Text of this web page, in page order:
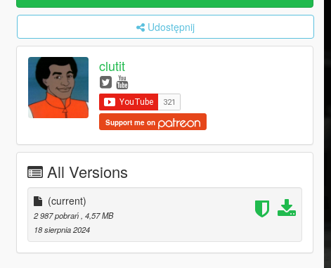
Udostępnij
clutit
Support me on
All Versions
(current)
2 987 pobrań, 4,57 MB
18 sierpnia 2024